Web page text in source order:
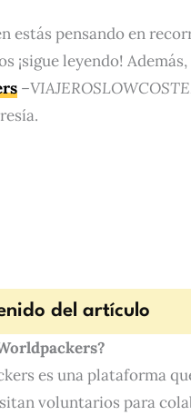
estás pensando en
¡sigue leyendo!
–
del artículo
es una plataforma
voluntarios para